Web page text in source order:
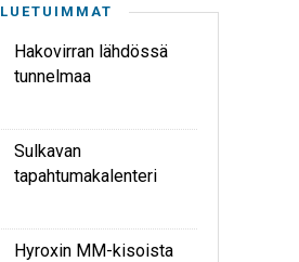
LUETUIMMAT
Hakovirran lähdössä
tunnelmaa
Sulkavan
tapahtumakalenteri
Hyroxin MM-kisoista